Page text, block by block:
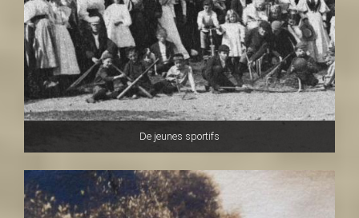
De jeunes sportifs